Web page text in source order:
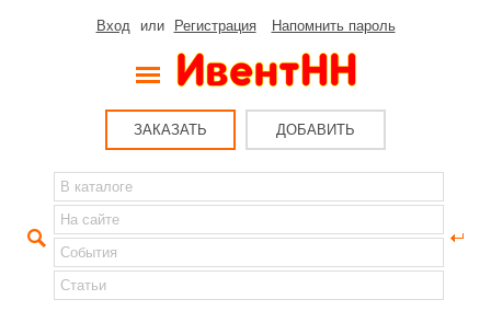
Вход или Регистрация Напомнить пароль
ЗАКАЗАТЬ ДОБАВИТЬ